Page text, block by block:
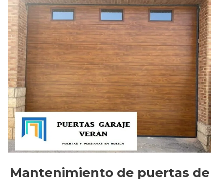
Mantenimiento de puertas de